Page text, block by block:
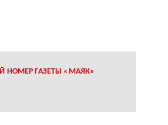
НОМЕР ГАЗЕТЫ «МАЯК»